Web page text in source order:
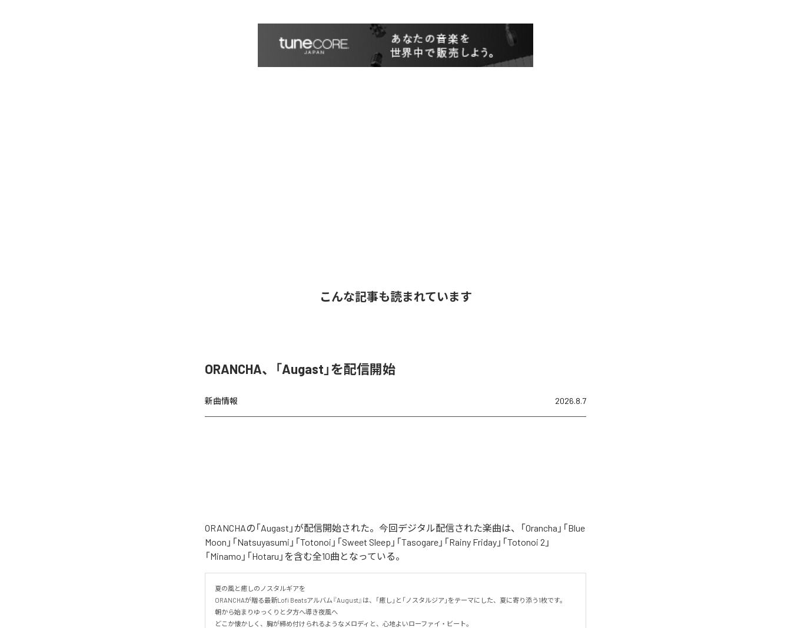
こんな記事も読まれています
ORANCHA、「Augast」を配信開始
新曲情報 2026.8.7
ORANCHAの「Augast」が配信開始された。今回デジタル配信された楽曲は、「Orancha」「Blue
Moon」「Natsuyasumi」「Totonoi」「Sweet Sleep」「Tasogare」「Rainy Friday」「Totonoi 2」
「Minamo」「Hotaru」を含む全10曲となっている。
夏の風と癒しのノスタルギアを
ORANCHAが贈る最新Lofi Beatsアルバム『August』は、「癒し」と「ノスタルジア」をテーマにした、夏に寄り添う1枚です。
朝から始まりゆっくりと夕方へ導き夜風へ
どこか懐かしく、胸が締め付けられるようなメロディと、心地よいローファイ・ビート。